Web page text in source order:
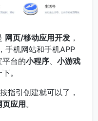
网页/移动应用开发 ，
手机网站和手机APP
平台的小程序、 小游戏
。
指引创建就可以了，
页应用 。